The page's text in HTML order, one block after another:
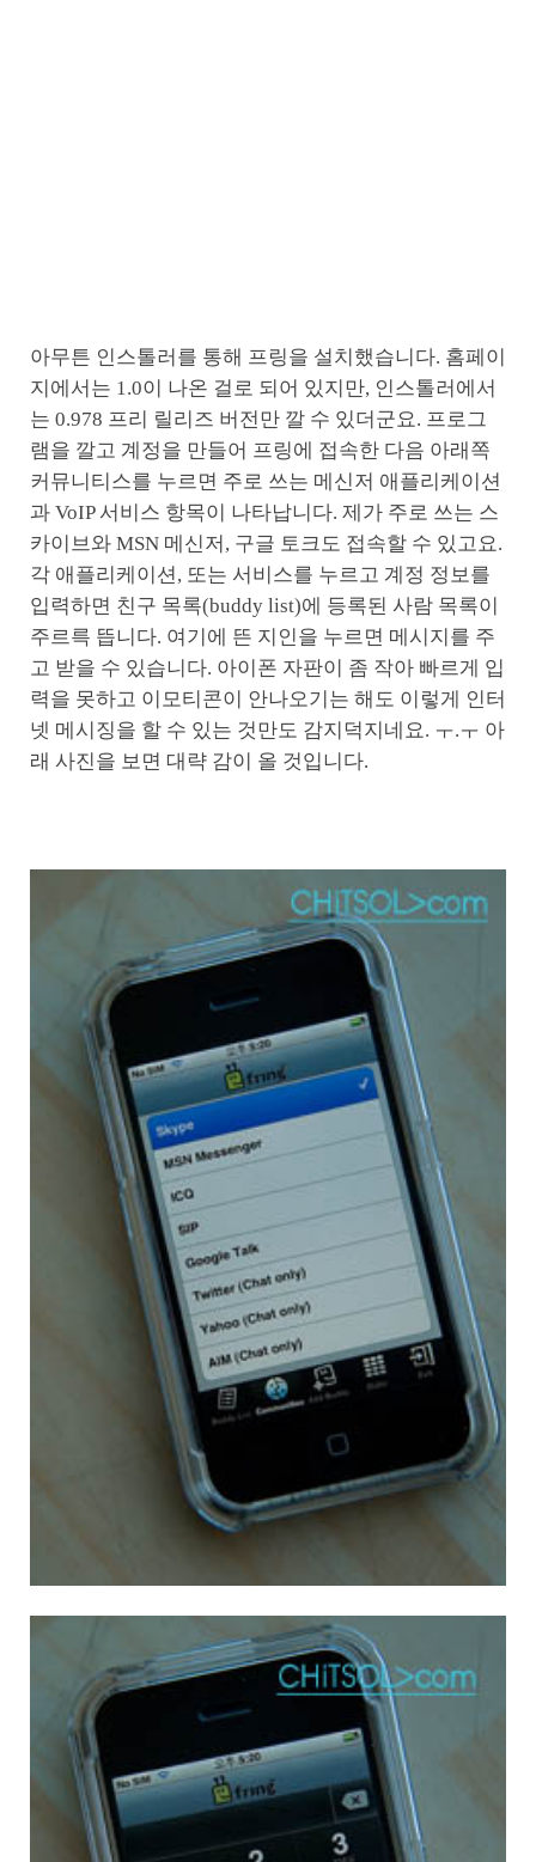
아무튼 인스톨러를 통해 프링을 설치했습니다. 홈페이
지에서는 1.0이 나온 걸로 되어 있지만, 인스톨러에서
는 0.978 프리 릴리즈 버전만 깔 수 있더군요. 프로그
램을 깔고 계정을 만들어 프링에 접속한 다음 아래쪽
커뮤니티스를 누르면 주로 쓰는 메신저 애플리케이션
과 VoIP 서비스 항목이 나타납니다. 제가 주로 쓰는 스
카이브와 MSN 메신저, 구글 토크도 접속할 수 있고요.
각 애플리케이션, 또는 서비스를 누르고 계정 정보를
입력하면 친구 목록(buddy list)에 등록된 사람 목록이
주르륵 뜹니다. 여기에 뜬 지인을 누르면 메시지를 주
고 받을 수 있습니다. 아이폰 자판이 좀 작아 빠르게 입
력을 못하고 이모티콘이 안나오기는 해도 이렇게 인터
넷 메시징을 할 수 있는 것만도 감지덕지네요. ㅜ.ㅜ 아
래 사진을 보면 대략 감이 올 것입니다.